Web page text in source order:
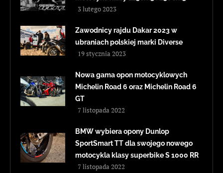
3 lutego 2023
Zawodnicy rajdu Dakar 2023 w
ubraniach polskiej marki Diverse
19 stycznia 2023
Nowa gama opon motocyklowych
Michelin Road 6 oraz Michelin Road 6
GT
7 listopada 2022
BMW wybiera opony Dunlop
SportSmart TT dla swojego nowego
motocykla klasy superbike S 1000 RR
7 listopada 2022